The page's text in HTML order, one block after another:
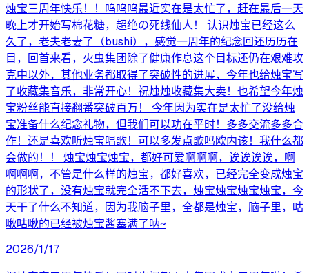
烛宝三周年快乐！！呜呜呜最近实在是太忙了，赶在最后一天
晚上才开始写棉花糖，超绝の死线仙人！ 认识烛宝已经这么
久了，老夫老妻了（bushi），感觉一周年的纪念回还历历在
目，回首来看，火虫集团除了健康作息这个目标还仍在艰难攻
克中以外，其他业务都取得了突破性的进展，今年也给烛宝写
了收藏集音乐，非常开心！祝烛烛收藏集大卖！也希望今年烛
宝粉丝能直接翻番突破百万！ 今年因为实在是太忙了没给烛
宝准备什么纪念礼物，但我们可以功在平时！多多交流多多合
作！还是喜欢听烛宝唱歌！可以多发点歌吗欧内该！我什么都
会做的！！ 烛宝烛宝烛宝，都好可爱啊啊啊，诶诶诶诶，啊
啊啊啊，不管是什么样的烛宝，都好喜欢，已经完全变成烛宝
的形状了，没有烛宝就完全活不下去，烛宝烛宝烛宝烛宝，今
天干了什么不知道，因为我脑子里，全都是烛宝，脑子里，咕
啾咕啾的已经被烛宝酱塞满了呐~
2026/1/17